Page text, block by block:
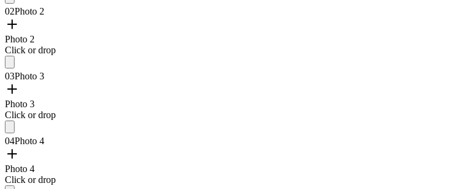
02Photo 2
Photo 2
Click or drop
03Photo 3
Photo 3
Click or drop
04Photo 4
Photo 4
Click or drop